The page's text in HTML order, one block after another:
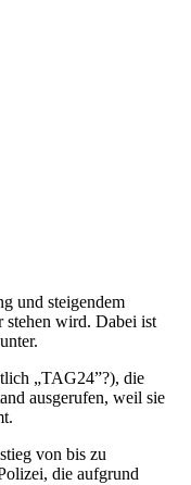
und steigendem
stehen wird. Dabei ist
„TAG24”?), die
ausgerufen, weil sie
von bis zu
die aufgrund